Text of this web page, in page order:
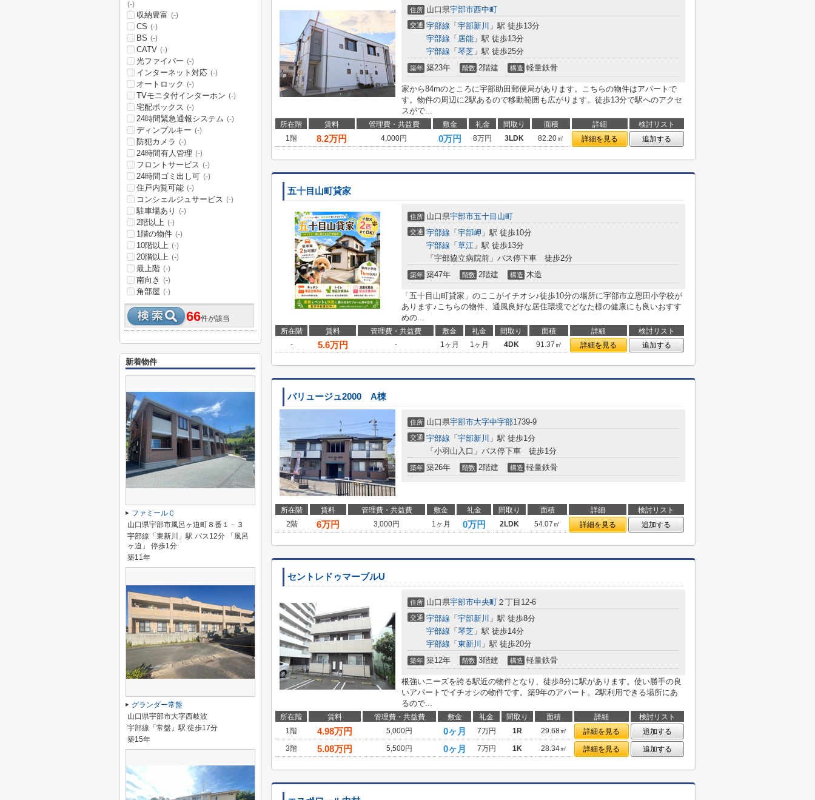
住所 山口県宇部市西中町
交通 宇部線 「 宇部新川 」駅 徒歩13分
宇部線 「 居能 」駅 徒歩13分
宇部線 「 琴芝 」駅 徒歩25分
築年 築23年 階数 2階建 構造 軽量鉄骨
家から84mのところに宇部助田郵便局があります。こちらの物件はアパートで
す。物件の周辺に2駅あるので移動範囲も広がります。徒歩13分で駅へのアクセ
スがで...
所在階 賃料 管理費・共益費 敷金 礼金 間取り 面積 詳細
検討リスト
1階
8.2万円 4,000円 0万円 8万円 3LDK 82.20㎡ 詳細を見る 追加する
五十目山町貸家
住所 山口県宇部市五十目山町
交通 宇部線 「 宇部岬 」駅 徒歩10分
宇部線 「 草江 」駅 徒歩13分
「宇部協立病院前」バス停下車 徒歩2分
築年 築47年 階数 2階建 構造 木造
「五十目山町貸家」のここがイチオシ♪徒歩10分の場所に宇部市立恩田小学校が
あります♪こちらの物件、通風良好な居住環境でどなた様の健康にも良いおすす
めの...
所在階 賃料 管理費・共益費 敷金 礼金 間取り 面積 詳細
検討リスト
-
5.6万円 - 1ヶ月 1ヶ月 4DK 91.37㎡ 詳細を見る 追加する
バリュージュ2000 A棟
住所 山口県宇部市大字中宇部1739-9
交通 宇部線 「 宇部新川 」駅 徒歩1分
「小羽山入口」バス停下車 徒歩1分
築年 築26年 階数 2階建 構造 軽量鉄骨
所在階 賃料 管理費・共益費 敷金 礼金 間取り 面積 詳細
検討リスト
2階
6万円 3,000円 1ヶ月 0万円 2LDK 54.07㎡ 詳細を見る 追加する
セントレドゥマーブルU
住所 山口県宇部市中央町 ２丁目12-6
交通 宇部線 「 宇部新川 」駅 徒歩8分
宇部線 「 琴芝 」駅 徒歩14分
宇部線 「 東新川 」駅 徒歩20分
築年 築12年 階数 3階建 構造 軽量鉄骨
根強いニーズを誇る駅近の物件となり、徒歩8分に駅があります。使い勝手の良
いアパートでイチオシの物件です。築9年のアパート。2駅利用できる場所にあ
るので...
所在階 賃料 管理費・共益費 敷金 礼金 間取り 面積 詳細
検討リスト
1階
4.98万円 5,000円 0ヶ月 7万円 1R 29.68㎡ 詳細を見る
追加する
3階
5.08万円 5,500円 0ヶ月 7万円 1K 28.34㎡ 詳細を見る 追加する
(-)
収納豊富 (-)
CS (-)
BS (-)
CATV (-)
光ファイバー (-)
インターネット対応 (-)
オートロック (-)
TVモニタ付インターホン (-)
宅配ボックス (-)
24時間緊急通報システム (-)
ディンプルキー (-)
防犯カメラ (-)
24時間有人管理 (-)
フロントサービス (-)
24時間ゴミ出し可 (-)
住戸内覧可能 (-)
コンシェルジュサービス (-)
駐車場あり (-)
2階以上 (-)
1階の物件 (-)
10階以上 (-)
20階以上 (-)
最上階 (-)
南向き (-)
角部屋 (-)
66件が該当
新着物件
ファミールＣ
山口県宇部市風呂ヶ迫町８番１－３
宇部線「東新川」駅 バス12分 「風呂
ヶ迫」 停歩1分
築11年
グランダー常盤
山口県宇部市大字西岐波
宇部線「常盤」駅 徒歩17分
築15年